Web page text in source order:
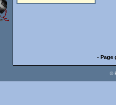
- Page
©